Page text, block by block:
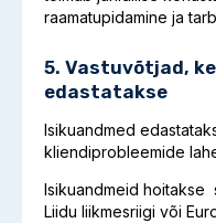
raamatupidamine ja
5. Vastuvõtjad,
edastatakse
Isikuandmed
kliendiprobleemide
Isikuandmeid hoitakse
Liidu liikmesriigi või